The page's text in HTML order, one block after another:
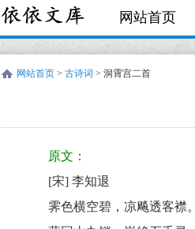
网站首页
网站首页 > 古诗词 > 洞霄宫二首
宋
古
原文：
[宋] 李知退
霁色横空碧，凉飚透客襟。